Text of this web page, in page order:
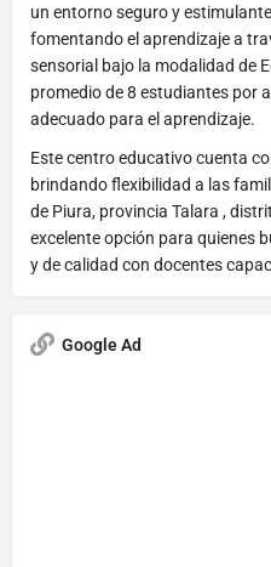
un entorno seguro y
fomentando el aprendizaje a
sensorial bajo la modalidad de
promedio de 8 estudiantes por
adecuado para el aprendizaje.
Este centro educativo cuenta
brindando flexibilidad a las
de Piura, provincia Talara ,
excelente opción para quienes
y de calidad con docentes
Google Ad